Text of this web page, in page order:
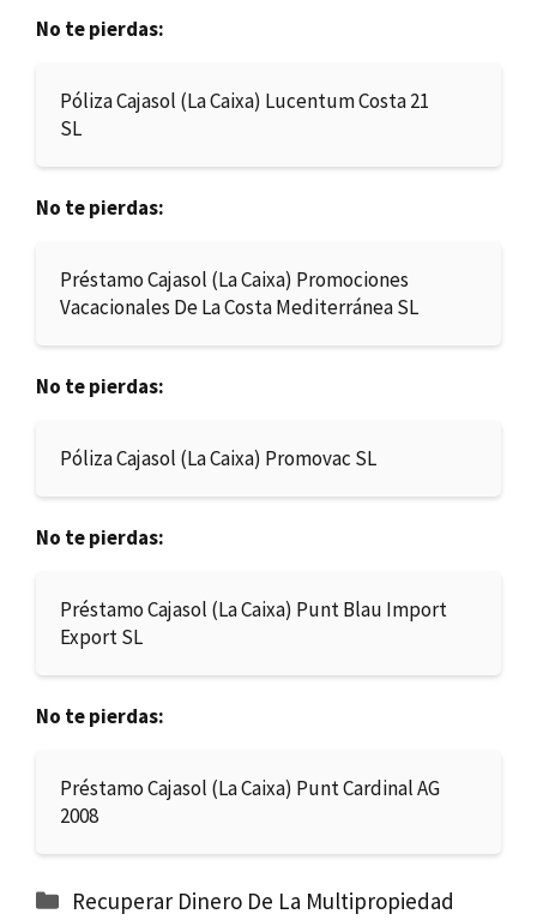
No te pierdas:
Póliza Cajasol (La Caixa) Lucentum Costa 21
SL
No te pierdas:
Préstamo Cajasol (La Caixa) Promociones
Vacacionales De La Costa Mediterránea SL
No te pierdas:
Póliza Cajasol (La Caixa) Promovac SL
No te pierdas:
Préstamo Cajasol (La Caixa) Punt Blau Import
Export SL
No te pierdas:
Préstamo Cajasol (La Caixa) Punt Cardinal AG
2008
Categorías
Recuperar Dinero De La Multipropiedad